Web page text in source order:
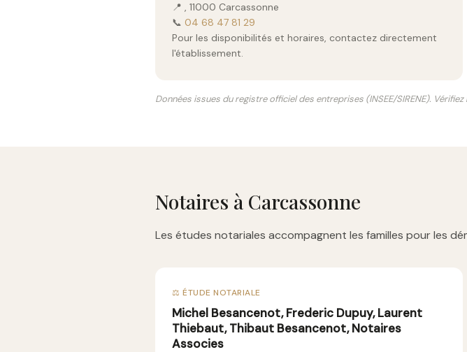
📍 , 11000 Carcassonne
📞 04 68 47 81 29
Pour les disponibilités et horaires, contactez directement
l'établissement.
Données issues du registre officiel des entreprises (INSEE/SIRENE).
Notaires à Carcassonne
Les études notariales accompagnent les familles pour les
⚖️ ÉTUDE NOTARIALE
Michel Besancenot, Frederic Dupuy, Laurent
Thiebaut, Thibaut Besancenot, Notaires
Associes